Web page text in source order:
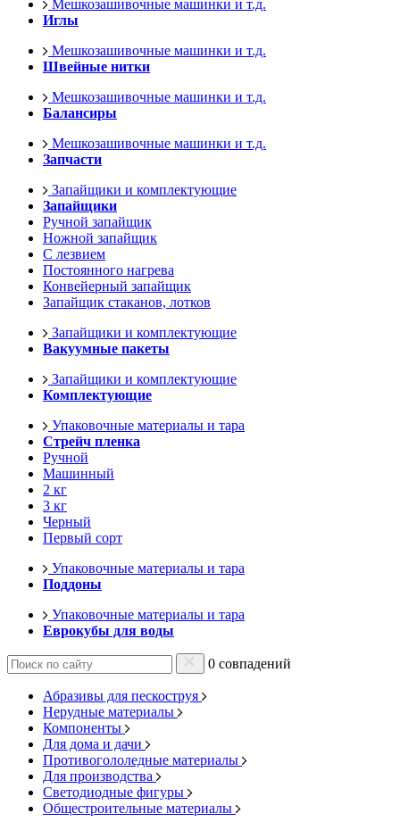
Мешкозашивочные машинки и т.д.
Иглы
Мешкозашивочные машинки и т.д.
Швейные нитки
Мешкозашивочные машинки и т.д.
Балансиры
Мешкозашивочные машинки и т.д.
Запчасти
Запайщики и комплектующие
Запайщики
Ручной запайщик
Ножной запайщик
С лезвием
Постоянного нагрева
Конвейерный запайщик
Запайщик стаканов, лотков
Запайщики и комплектующие
Вакуумные пакеты
Запайщики и комплектующие
Комплектующие
Упаковочные материалы и тара
Стрейч пленка
Ручной
Машинный
2 кг
3 кг
Черный
Первый сорт
Упаковочные материалы и тара
Поддоны
Упаковочные материалы и тара
Еврокубы для воды
0 совпадений
Абразивы для пескоструя
Нерудные материалы
Компоненты
Для дома и дачи
Противогололедные материалы
Для производства
Светодиодные фигуры
Общестроительные материалы